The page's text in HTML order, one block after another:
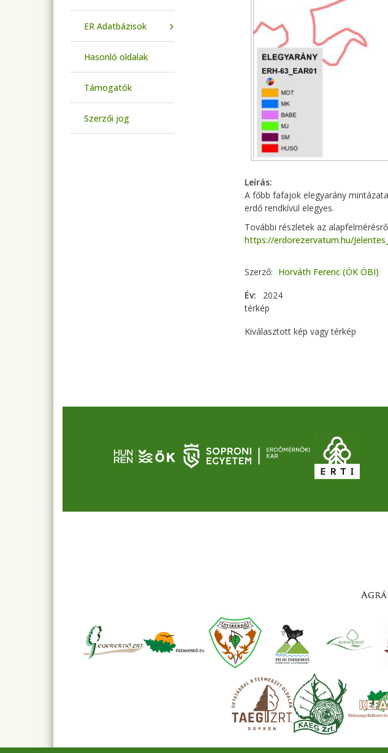
Leírás
A főbb fafajok elegyarány
erdő rendkívül elegyes.
További részletek az
https://erdorezervatum.hu/
Szerző
Horváth Ferenc (ÖK ÖBI)
Év
2024
térkép
Kiválasztott kép vagy térkép
ER Adatbázisok
Hasonló oldalak
Támogatók
Szerzői jog